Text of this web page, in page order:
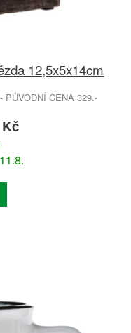
12,5x5x14cm
PŮVODNÍ CENA 329.-